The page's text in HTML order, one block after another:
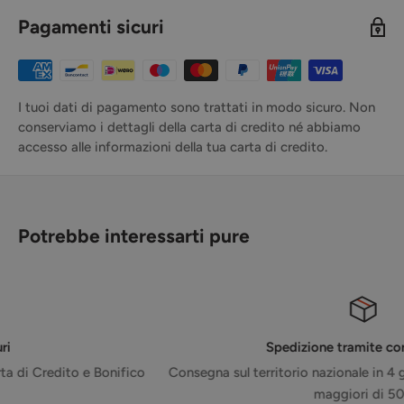
Pagamenti sicuri
I tuoi dati di pagamento sono trattati in modo sicuro. Non
conserviamo i dettagli della carta di credito né abbiamo
accesso alle informazioni della tua carta di credito.
Potrebbe interessarti pure
Spedizione tramite corriere GLS
Consegna sul territorio nazionale in 4 giorni - Gratuita per